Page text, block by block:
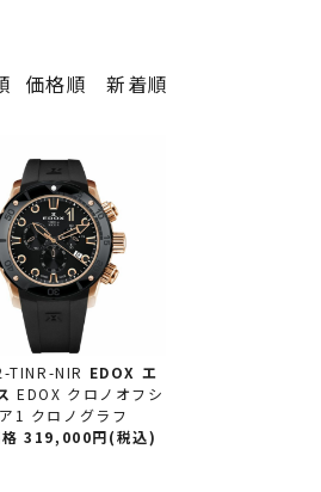
価格順 新着順
TINR-NIR EDOX エ
EDOX クロノオフシ
1 クロノグラフ
格 319,000円(税込)